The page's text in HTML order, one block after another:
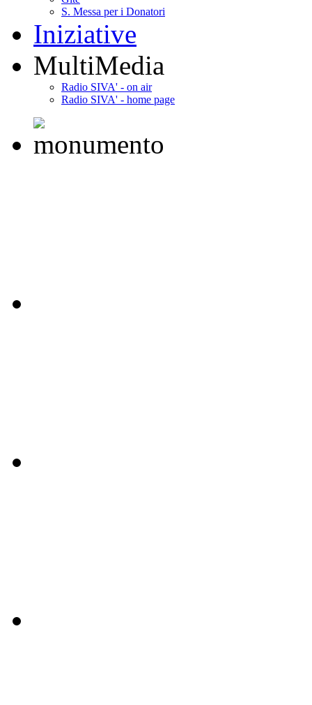
S. Messa per i Donatori
Iniziative
MultiMedia
Radio SIVA' - on air
Radio SIVA' - home page